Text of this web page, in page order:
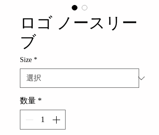
ロゴ ノースリー
ブ
Size *
数量 *